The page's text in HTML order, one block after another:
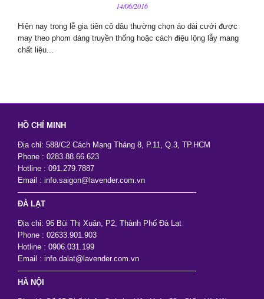
14/06/2016
Hiện nay trong lễ gia tiên cô dâu thường chọn áo dài cưới được
may theo phom dáng truyền thống hoặc cách điệu lộng lẫy mang
chất liệu...
HỒ CHÍ MINH
Địa chỉ: 588/C2 Cách Mạng Tháng 8, P.11, Q.3, TP.HCM
Phone : 0283.88.66.623
Hotline : 091.279.7887
Email : info.saigon@lavender.com.vn
———————————————————————-
ĐÀ LẠT
Địa chỉ: 96 Bùi Thị Xuân, P2, Thành Phố Đà Lạt
Phone : 02633.901.903
Hotline : 0906.031.199
Email : info.dalat@lavender.com.vn
———————————————————————-
HÀ NỘI